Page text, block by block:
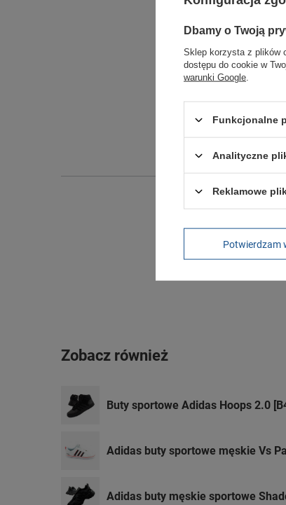
Zobacz również
Buty sportowe Adidas Hoops 2.0
Adidas buty sportowe męskie Vs
Adidas buty męskie sportowe
Dbamy o Twoją
Sklep korzysta z plików
dostępu do cookie w
warunki Google
Funkcjonalne
Analityczne
Reklamowe
Potwierdzam